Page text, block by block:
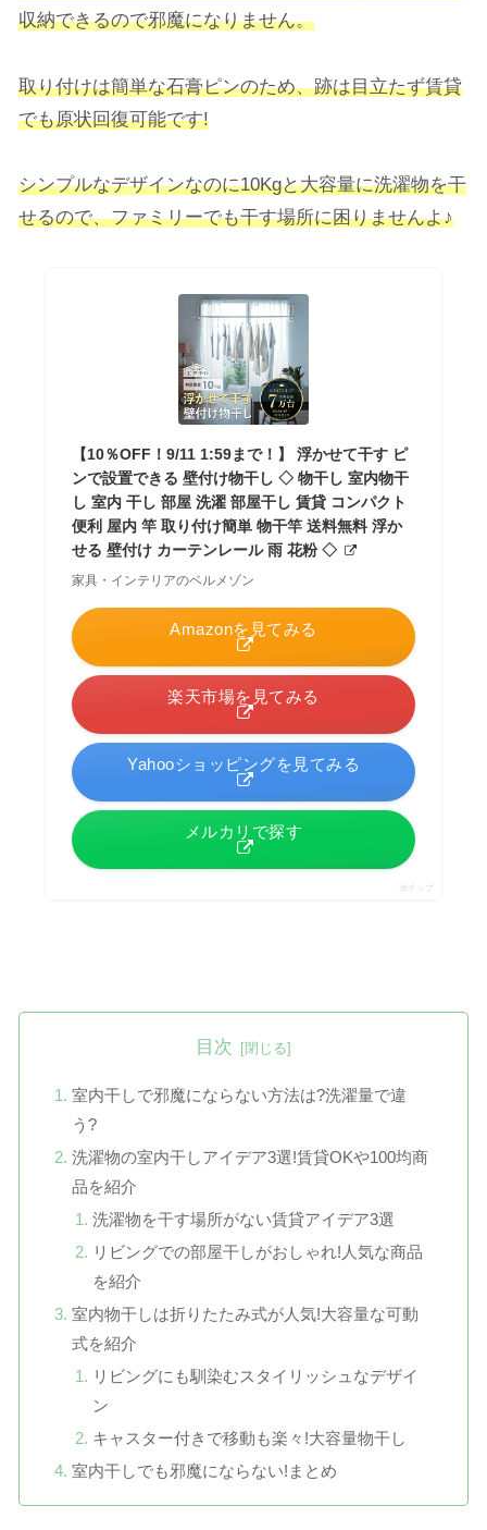
収納できるので邪魔になりません。
取り付けは簡単な石膏ピンのため、跡は目立たず賃貸
でも原状回復可能です!
シンプルなデザインなのに10Kgと大容量に洗濯物を干
せるので、ファミリーでも干す場所に困りませんよ♪
【10％OFF！9/11 1:59まで！】 浮かせて干す ピ
ンで設置できる 壁付け物干し ◇ 物干し 室内物干
し 室内 干し 部屋 洗濯 部屋干し 賃貸 コンパクト
便利 屋内 竿 取り付け簡単 物干竿 送料無料 浮か
せる 壁付け カーテンレール 雨 花粉 ◇
家具・インテリアのベルメゾン
Amazonを見てみる
楽天市場を見てみる
Yahooショッピングを見てみる
メルカリで探す
ポチップ
目次
室内干しで邪魔にならない方法は?洗濯量で違
う?
洗濯物の室内干しアイデア3選!賃貸OKや100均商
品を紹介
洗濯物を干す場所がない賃貸アイデア3選
リビングでの部屋干しがおしゃれ!人気な商品
を紹介
室内物干しは折りたたみ式が人気!大容量な可動
式を紹介
リビングにも馴染むスタイリッシュなデザイ
ン
キャスター付きで移動も楽々!大容量物干し
室内干しでも邪魔にならない!まとめ